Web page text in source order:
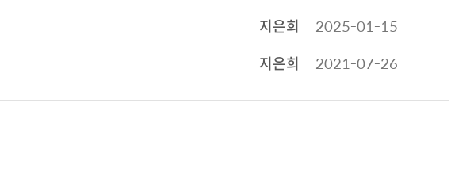
지은희 2025-01-15
지은희 2021-07-26